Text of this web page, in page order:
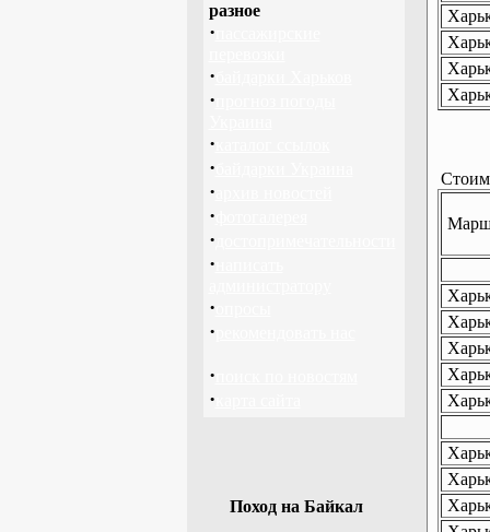
разное
·
·
·
·
·
·
·
·
·
·
·
·
·
Поход на Байкал